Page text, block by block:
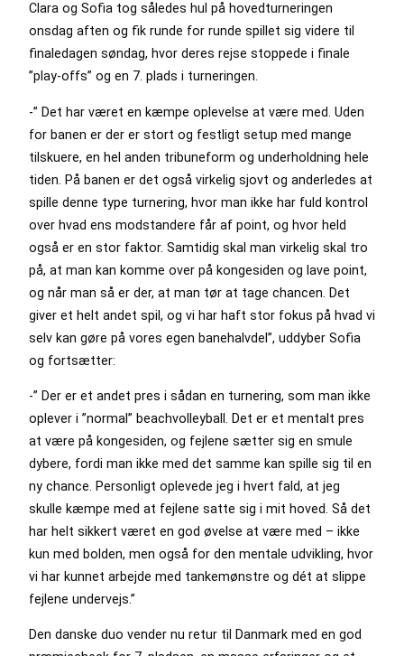
Clara og Sofia tog således hul på hovedturneringen
onsdag aften og fik runde for runde spillet sig videre til
finaledagen søndag, hvor deres rejse stoppede i finale
”play-offs” og en 7. plads i turneringen.
-” Det har været en kæmpe oplevelse at være med. Uden
for banen er der er stort og festligt setup med mange
tilskuere, en hel anden tribuneform og underholdning hele
tiden. På banen er det også virkelig sjovt og anderledes at
spille denne type turnering, hvor man ikke har fuld kontrol
over hvad ens modstandere får af point, og hvor held
også er en stor faktor. Samtidig skal man virkelig skal tro
på, at man kan komme over på kongesiden og lave point,
og når man så er der, at man tør at tage chancen. Det
giver et helt andet spil, og vi har haft stor fokus på hvad vi
selv kan gøre på vores egen banehalvdel”, uddyber Sofia
og fortsætter:
-” Der er et andet pres i sådan en turnering, som man ikke
oplever i ”normal” beachvolleyball. Det er et mentalt pres
at være på kongesiden, og fejlene sætter sig en smule
dybere, fordi man ikke med det samme kan spille sig til en
ny chance. Personligt oplevede jeg i hvert fald, at jeg
skulle kæmpe med at fejlene satte sig i mit hoved. Så det
har helt sikkert været en god øvelse at være med – ikke
kun med bolden, men også for den mentale udvikling, hvor
vi har kunnet arbejde med tankemønstre og dét at slippe
fejlene undervejs.”
Den danske duo vender nu retur til Danmark med en god